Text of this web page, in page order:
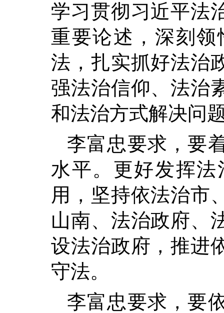
学习贯彻习近平法
重要论述，深刻
法，扎实抓好法治
强法治信仰、法治
和法治方式解决问
李富忠要求，要
水平。更好发挥
用，坚持依法治市
山南、法治政府、
设法治政府，推进
守法。
李富忠要求，要